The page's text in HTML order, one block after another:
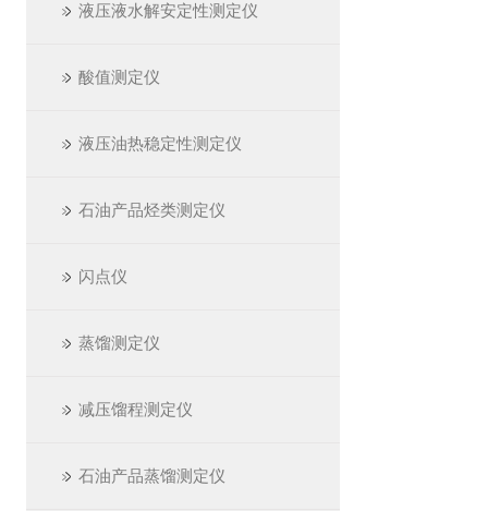
液压液水解安定性测定仪
酸值测定仪
液压油热稳定性测定仪
石油产品烃类测定仪
闪点仪
蒸馏测定仪
减压馏程测定仪
石油产品蒸馏测定仪